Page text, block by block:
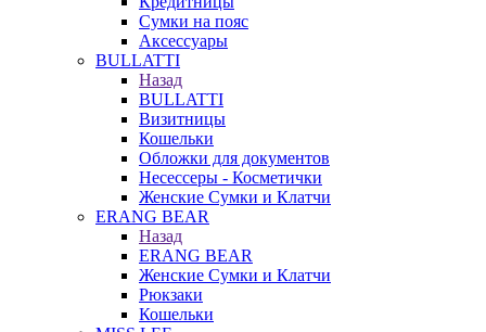
Сумки на пояс
Аксессуары
BULLATTI
Назад
BULLATTI
Визитницы
Кошельки
Обложки для документов
Несессеры - Косметички
Женские Сумки и Клатчи
ERANG BEAR
Назад
ERANG BEAR
Женские Сумки и Клатчи
Рюкзаки
Кошельки